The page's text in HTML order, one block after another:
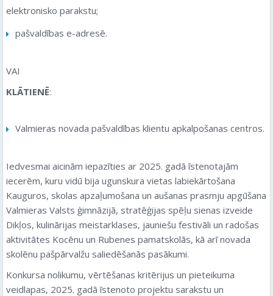
elektronisko parakstu;
pašvaldības e-adresē.
VAI
KLĀTIENĒ:
Valmieras novada pašvaldības klientu apkalpošanas centros.
Iedvesmai aicinām iepazīties ar 2025. gadā īstenotajām
iecerēm, kuru vidū bija ugunskura vietas labiekārtošana
Kauguros, skolas apzaļumošana un aušanas prasmju apgūšana
Valmieras Valsts ģimnāzijā, stratēģijas spēļu sienas izveide
Dikļos, kulinārijas meistarklases, jauniešu festivāli un radošas
aktivitātes Kocēnu un Rubenes pamatskolās, kā arī novada
skolēnu pašpārvalžu saliedēšanās pasākumi.
Konkursa nolikumu, vērtēšanas kritērijus un pieteikuma
veidlapas, 2025. gadā īstenoto projektu sarakstu un